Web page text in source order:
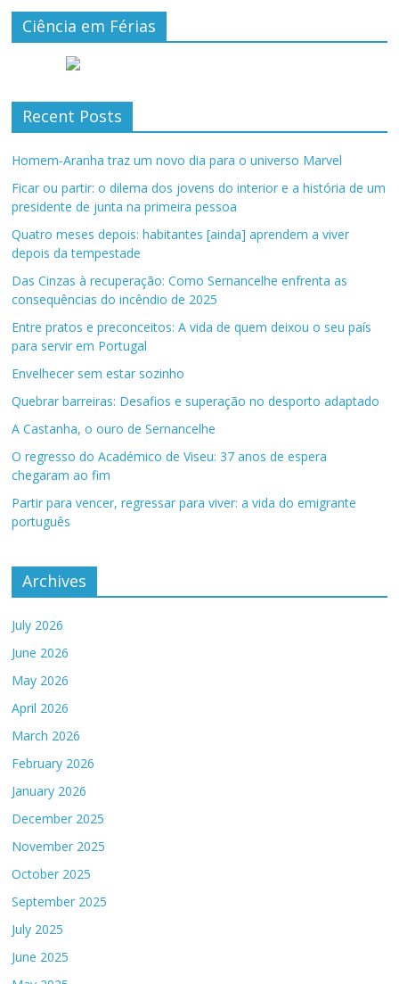
Ciência em Férias
Recent Posts
Homem-Aranha traz um novo dia para o universo Marvel
Ficar ou partir: o dilema dos jovens do interior e a história de um
presidente de junta na primeira pessoa
Quatro meses depois: habitantes [ainda] aprendem a viver
depois da tempestade
Das Cinzas à recuperação: Como Sernancelhe enfrenta as
consequências do incêndio de 2025
Entre pratos e preconceitos: A vida de quem deixou o seu país
para servir em Portugal
Envelhecer sem estar sozinho
Quebrar barreiras: Desafios e superação no desporto adaptado
A Castanha, o ouro de Sernancelhe
O regresso do Académico de Viseu: 37 anos de espera
chegaram ao fim
Partir para vencer, regressar para viver: a vida do emigrante
português
Archives
July 2026
June 2026
May 2026
April 2026
March 2026
February 2026
January 2026
December 2025
November 2025
October 2025
September 2025
July 2025
June 2025